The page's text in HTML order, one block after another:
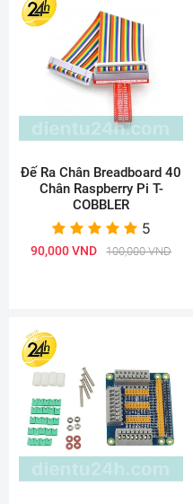
Đế Ra Chân Breadboard 40
Chân Raspberry Pi T-
COBBLER
5
90,000 VND 100,000 VND